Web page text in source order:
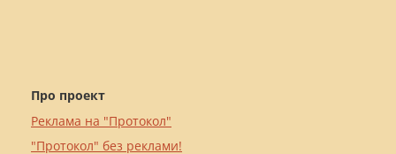
Про проект
Реклама на "Протокол"
"Протокол" без реклами!